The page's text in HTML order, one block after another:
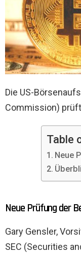
Die US-
Commission)
Table
Neue
Neue Prüfung der
Gary Gensler,
SEC (Securities